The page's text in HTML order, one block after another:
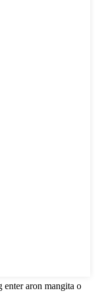
enter aron mangita o